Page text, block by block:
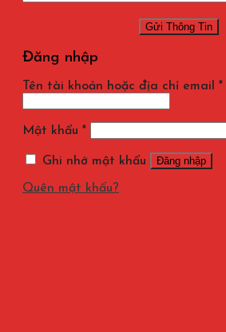
Đăng nhập
Tên tài khoản hoặc địa chỉ email *
Mật khẩu *
Ghi nhớ mật khẩu Đăng nhập
Quên mật khẩu?